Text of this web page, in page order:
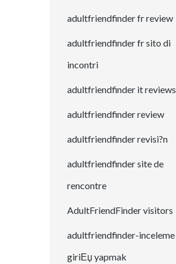
adultfriendfinder fr review
adultfriendfinder fr sito di
incontri
adultfriendfinder it reviews
adultfriendfinder review
adultfriendfinder revisi?n
adultfriendfinder site de
rencontre
AdultFriendFinder visitors
adultfriendfinder-inceleme
giriЕџ yapmak